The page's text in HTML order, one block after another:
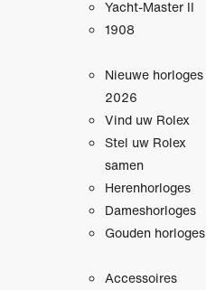
Yacht-Master II
1908
Nieuwe horloges
2026
Vind uw Rolex
Stel uw Rolex
samen
Herenhorloges
Dameshorloges
Gouden horloges
Accessoires